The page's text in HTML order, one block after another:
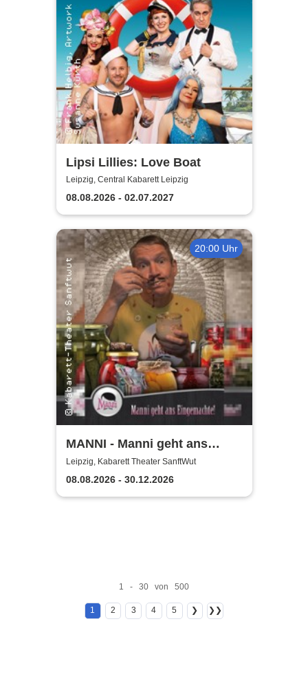
Lipsi Lillies: Love Boat
Leipzig, Central Kabarett Leipzig
08.08.2026 - 02.07.2027
20:00 Uhr
MANNI - Manni geht ans
Eingemachte
Leipzig, Kabarett Theater SanftWut
08.08.2026 - 30.12.2026
1 - 30 von 500
1 2 3 4 5 ❯ ❯❯